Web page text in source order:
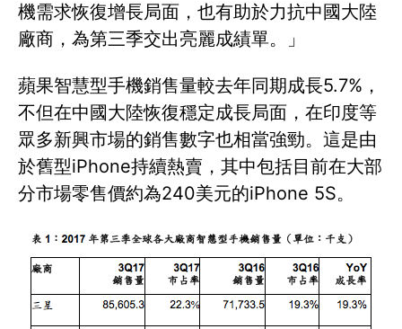
機需求恢復增長局面，也有助於力抗中國大陸
廠商，為第三季交出亮麗成績單。」
蘋果智慧型手機銷售量較去年同期成長5.7%，
不但在中國大陸恢復穩定成長局面，在印度等
眾多新興市場的銷售數字也相當強勁。這是由
於舊型iPhone持續熱賣，其中包括目前在大部
分市場零售價約為240美元的iPhone 5S。